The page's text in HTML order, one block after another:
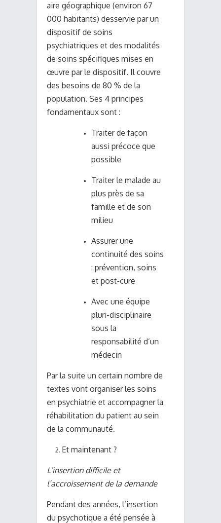
aire géographique (environ 67
000 habitants) desservie par un
dispositif de soins
psychiatriques et des modalités
de soins spécifiques mises en
œuvre par le dispositif. Il couvre
des besoins de 80 % de la
population. Ses 4 principes
fondamentaux sont :
Traiter de façon
aussi précoce que
possible
Traiter le malade au
plus près de sa
famille et de son
milieu
Assurer une
continuité des soins
: prévention, soins
et post-cure
Avec une équipe
pluri-disciplinaire
sous la
responsabilité d’un
médecin
Par la suite un certain nombre de
textes vont organiser les soins
en psychiatrie et accompagner la
réhabilitation du patient au sein
de la communauté.
Et maintenant ?
L’insertion difficile et
l’accroissement de la demande
Pendant des années, l’insertion
du psychotique a été pensée à